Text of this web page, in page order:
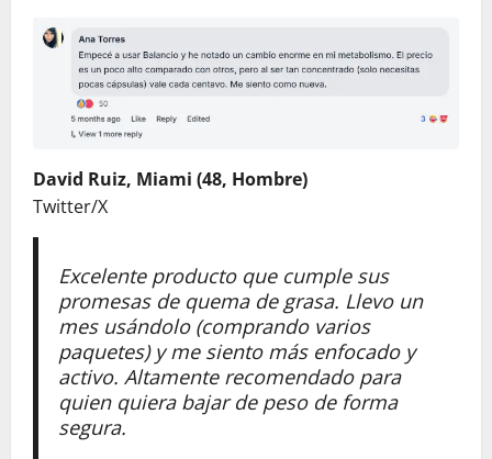
David Ruiz, Miami (48, Hombre)
Twitter/X
Excelente producto que cumple sus
promesas de quema de grasa. Llevo un
mes usándolo (comprando varios
paquetes) y me siento más enfocado y
activo. Altamente recomendado para
quien quiera bajar de peso de forma
segura.